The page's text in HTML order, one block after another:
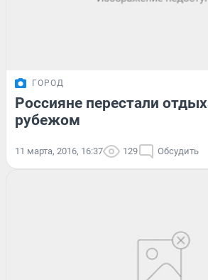
ГОРОД
Россияне перестали
рубежом
11 марта, 2016, 16:37 129 Обсудить